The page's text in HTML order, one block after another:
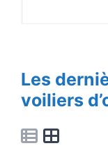
Les
voiliers